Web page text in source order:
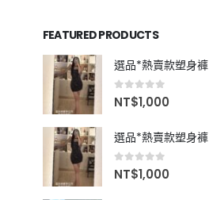
FEATURED PRODUCTS
選品*熱賣款塑身褲
0 out of 5
NT$1,000
選品*熱賣款塑身褲
0 out of 5
NT$1,000